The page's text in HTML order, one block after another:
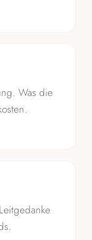
Was die